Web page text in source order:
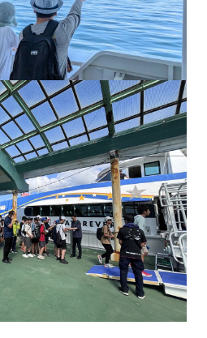
港での乗船の様子